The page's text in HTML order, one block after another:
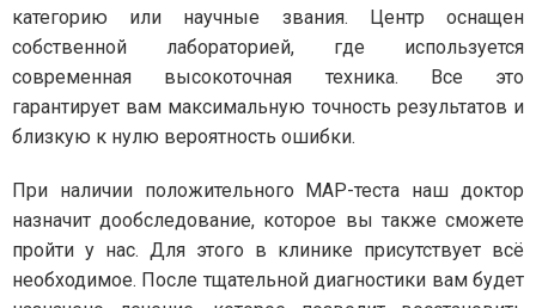
категорию или научные звания. Центр оснащен
собственной лабораторией, где используется
современная высокоточная техника. Все это
гарантирует вам максимальную точность результатов и
близкую к нулю вероятность ошибки.
При наличии положительного МАР-теста наш доктор
назначит дообследование, которое вы также сможете
пройти у нас. Для этого в клинике присутствует всё
необходимое. После тщательной диагностики вам будет